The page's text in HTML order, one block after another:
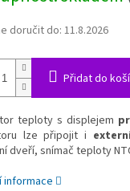
doručit do: 11.8.2026
Přidat do
teploty s displejem
lze připojit i
dveří, snímač teploty
informace